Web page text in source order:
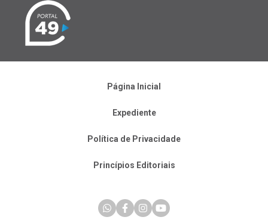
Página Inicial
Expediente
Política de Privacidade
Princípios Editoriais